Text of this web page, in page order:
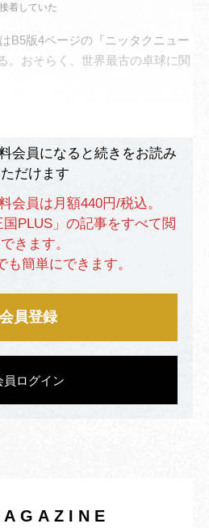
着していた
B5版4ページの『ニッタクニュー
。おそらく、世界最古の卓球に関
会員になると続きをお読み
だけます
会員は月額440円/税込。
PLUS」の記事をすべて閲
きます。
も簡単にできます。
会員登録
員ログイン